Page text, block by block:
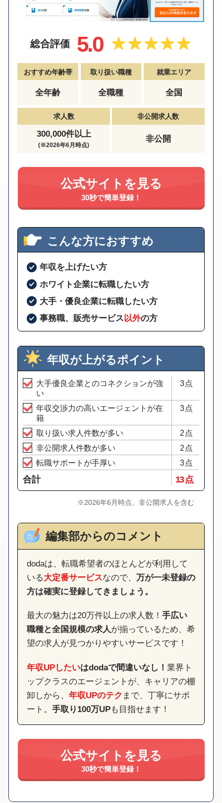
総合評価 5.0
おすすめ年齢帯
全年齢
取り扱い職種
全職種
就業エリア
全国
求人数
300,000件以上
(※2026年6月時点)
非公開求人数
非公開
公式サイトを見る
30秒で簡単登録！
こんな方におすすめ
年収を上げたい方
ホワイト企業に転職したい方
大手・優良企業に転職したい方
事務職、販売サービス以外の方
年収が上がるポイント
大手優良企業とのコネクションが強
い
3点
年収交渉力の高いエージェントが在
籍
3点
取り扱い求人件数が多い
2点
非公開求人件数が多い
2点
転職サポートが手厚い
3点
合計 13 点
※2026年6月時点、非公開求人を含む
編集部からのコメント
dodaは、転職希望者のほとんどが利用して
いる大定番サービスなので、 万が一未登録の
方は確実に登録してきましょう。
最大の魅力は20万件以上の求人数！ 手広い
職種と全国規模の求人が揃っているため、希
望の求人が見つかりやすいサービスです！
年収UPしたいはdodaで間違いなし！ 業界ト
ップクラスのエージェントが、キャリアの棚
卸しから、 年収UPのテク まで、丁寧にサポ
ート。 手取り100万UPも目指せます！
公式サイトを見る
30秒で簡単登録！